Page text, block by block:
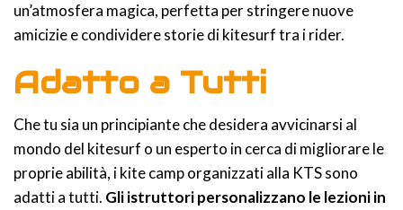
un’atmosfera magica, perfetta per stringere nuove
amicizie e condividere storie di kitesurf tra i rider.
Adatto a Tutti
Che tu sia un principiante che desidera avvicinarsi al
mondo del kitesurf o un esperto in cerca di migliorare le
proprie abilità, i kite camp organizzati alla KTS sono
adatti a tutti. Gli istruttori personalizzano le lezioni in